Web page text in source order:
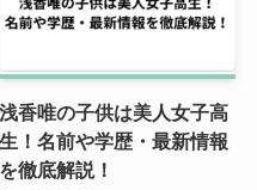
浅香唯の子供は美人女子高
生！名前や学歴・最新情報
を徹底解説！